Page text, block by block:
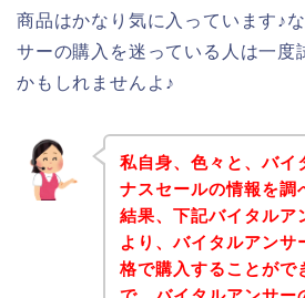
商品はかなり気に入っています♪
サーの購入を迷っている人は一度
かもしれませんよ♪
私自身、色々と、バイ
ナスセールの情報を調
結果、下記バイタルア
より、バイタルアンサ
格で購入することがで